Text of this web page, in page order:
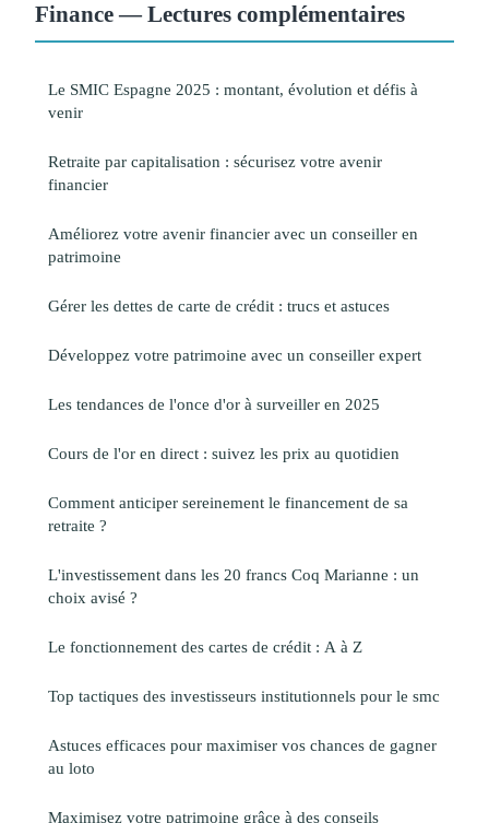
Finance — Lectures complémentaires
Le SMIC Espagne 2025 : montant, évolution et défis à
venir
Retraite par capitalisation : sécurisez votre avenir
financier
Améliorez votre avenir financier avec un conseiller en
patrimoine
Gérer les dettes de carte de crédit : trucs et astuces
Développez votre patrimoine avec un conseiller expert
Les tendances de l'once d'or à surveiller en 2025
Cours de l'or en direct : suivez les prix au quotidien
Comment anticiper sereinement le financement de sa
retraite ?
L'investissement dans les 20 francs Coq Marianne : un
choix avisé ?
Le fonctionnement des cartes de crédit : A à Z
Top tactiques des investisseurs institutionnels pour le smc
Astuces efficaces pour maximiser vos chances de gagner
au loto
Maximisez votre patrimoine grâce à des conseils